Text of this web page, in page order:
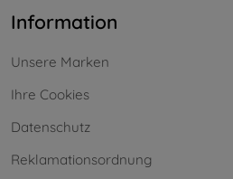
Information
Unsere Marken
Ihre Cookies
Datenschutz
Reklamationsordnung